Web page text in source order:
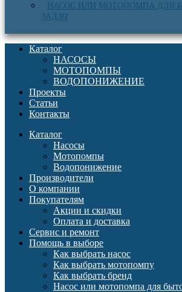
НАСОС ИЛИ МОТОПОМПА ДЛЯ
ЗАДАЧ
Каталог
НАСОСЫ
МОТОПОМПЫ
ВОДОПОНИЖЕНИЕ
Проекты
Статьи
Контакты
Каталог
Насосы
Мотопомпы
Водопонижение
Производители
О компании
Покупателям
Акции и скидки
Оплата и доставка
Сервис и ремонт
Помощь в выборе
Как выбрать насос
Как выбрать мотопомпу
Как выбрать бренд
Насос или мотопомпа для